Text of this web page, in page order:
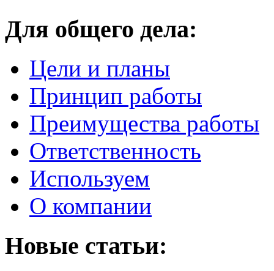
Для общего дела:
Цели и планы
Принцип работы
Преимущества работы
Ответственность
Используем
О компании
Новые статьи: